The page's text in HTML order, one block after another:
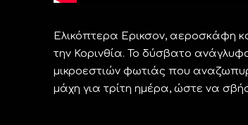
Ελικόπτερα Ερικσον, αεροσκάφη
την Κορινθία. Το δύσβατο
μικροεστιών φωτιάς που
μάχη για τρίτη ημέρα, ώστε να